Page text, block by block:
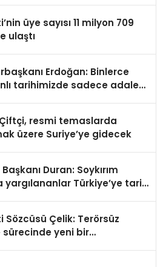
üye sayısı 11 milyon 709
ulaştı
Erdoğan: Binlerce
tarihimizde sadece adalet
resmi temaslarda
üzere Suriye’ye gidecek
Duran: Soykırım
yargılananlar Türkiye’ye tarih
Sözcüsü Çelik: Terörsüz
sürecinde yeni bir